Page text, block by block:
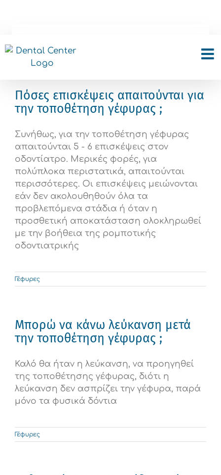
Γέφυρες
Πόσες επισκέψεις απαιτούνται για
την τοποθέτηση γέφυρας ;
Συνήθως, για την τοποθέτηση γέφυρας
απαιτούνται 5 - 6 επισκέψεις στον
οδοντίατρο. Μερικές φορές, για
πολύπλοκα περιστατικά, απαιτούνται
περισσότερες. Οι επισκέψεις μειώνονται
εάν δεν ακολουθηθούν όλα τα
προβλεπόμενα στάδια ή όταν η
προσθετική αποκατάσταση ολοκληρωθεί
με την βοήθεια της ρομποτικής
οδοντιατρικής
Γέφυρες
Μπορώ να κάνω λεύκανση μετά
την τοποθέτηση γέφυρας ;
Καλό θα ήταν η λεύκανση, να προηγηθεί
της τοποθέτησης γέφυρας, διότι η
λεύκανση δεν ασπρίζει την γέφυρα, παρά
μόνο τα φυσικά δόντια
Γέφυρες